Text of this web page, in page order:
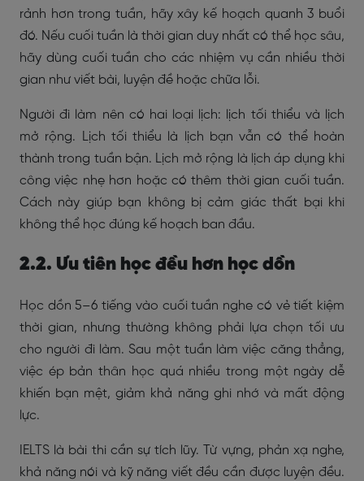
rảnh hơn trong tuần, hãy xây kế hoạch quanh 3 buổi
đó. Nếu cuối tuần là thời gian duy nhất có thể học sâu,
hãy dùng cuối tuần cho các nhiệm vụ cần nhiều thời
gian như viết bài, luyện đề hoặc chữa lỗi.
Người đi làm nên có hai loại lịch: lịch tối thiểu và lịch
mở rộng. Lịch tối thiểu là lịch bạn vẫn có thể hoàn
thành trong tuần bận. Lịch mở rộng là lịch áp dụng khi
công việc nhẹ hơn hoặc có thêm thời gian cuối tuần.
Cách này giúp bạn không bị cảm giác thất bại khi
không thể học đúng kế hoạch ban đầu.
2.2. Ưu tiên học đều hơn học dồn
Học dồn 5–6 tiếng vào cuối tuần nghe có vẻ tiết kiệm
thời gian, nhưng thường không phải lựa chọn tối ưu
cho người đi làm. Sau một tuần làm việc căng thẳng,
việc ép bản thân học quá nhiều trong một ngày dễ
khiến bạn mệt, giảm khả năng ghi nhớ và mất động
lực.
IELTS là bài thi cần sự tích lũy. Từ vựng, phản xạ nghe,
khả năng nói và kỹ năng viết đều cần được luyện đều.